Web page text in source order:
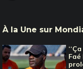
À la Une sur